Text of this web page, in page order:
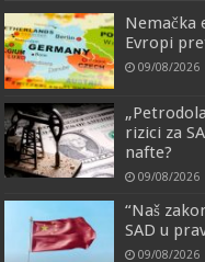
Nemačka
Evropi
09/08/2026
rizici za
nafte?
09/08/2026
“Naš
SAD u
09/08/2026